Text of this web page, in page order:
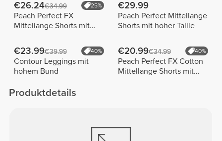
€26.24€34.99 25%
Peach Perfect FX
Mittellange Shorts mit
€29.99
Peach Perfect Mittellange
Shorts mit hoher Taille
€23.99€39.99 40%
Contour Leggings mit
hohem Bund
€20.99€34.99 40%
Peach Perfect FX Cotton
Mittellange Shorts mit
Produktdetails